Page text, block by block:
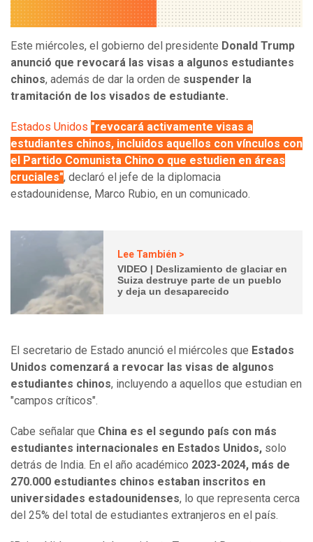
Este miércoles, el gobierno del presidente Donald Trump
anunció que revocará las visas a algunos estudiantes
chinos, además de dar la orden de suspender la
tramitación de los visados de estudiante.
Estados Unidos "revocará activamente visas a
estudiantes chinos, incluidos aquellos con vínculos con
el Partido Comunista Chino o que estudien en áreas
cruciales", declaró el jefe de la diplomacia
estadounidense, Marco Rubio, en un comunicado.
Lee También >
VIDEO | Deslizamiento de glaciar en
Suiza destruye parte de un pueblo
y deja un desaparecido
El secretario de Estado anunció el miércoles que Estados
Unidos comenzará a revocar las visas de algunos
estudiantes chinos, incluyendo a aquellos que estudian en
"campos críticos".
Cabe señalar que China es el segundo país con más
estudiantes internacionales en Estados Unidos, solo
detrás de India. En el año académico 2023-2024, más de
270.000 estudiantes chinos estaban inscritos en
universidades estadounidenses, lo que representa cerca
del 25% del total de estudiantes extranjeros en el país.